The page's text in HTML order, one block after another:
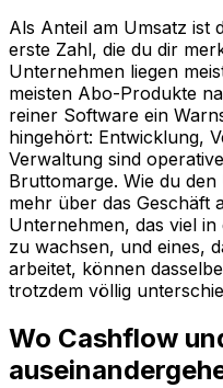
Als Anteil am Umsatz ist
erste Zahl, die du dir
Unternehmen liegen
meisten Abo-Produkte
reiner Software ein
hingehört: Entwicklung,
Verwaltung sind
Bruttomarge. Wie du
mehr über das Geschäft
Unternehmen, das viel
zu wachsen, und eines,
arbeitet, können
trotzdem völlig
Wo Cashflow